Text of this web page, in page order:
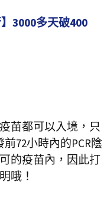
3000多天破400
苗都可以入境，只
72小時內的PCR陰
的疫苗內，因此打
哦！